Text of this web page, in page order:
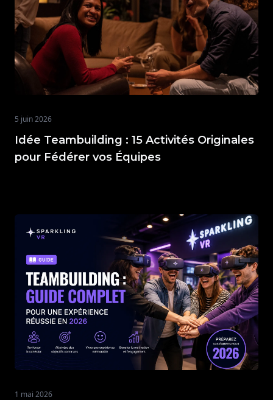
5 juin 2026
Idée Teambuilding : 15 Activités Originales
pour Fédérer vos Équipes
1 mai 2026